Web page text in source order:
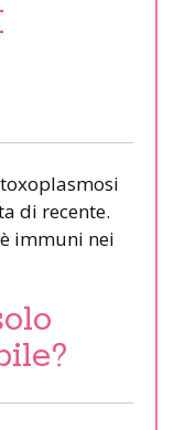
di recente.
immuni nei